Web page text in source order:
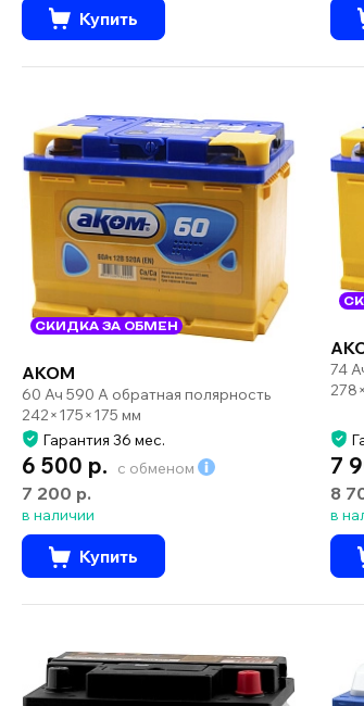
Купить
СКИДКА ЗА ОБМЕН
AKOM
60 Ач 590 А обратная полярность
242×175×175 мм
Гарантия 36 мес.
6 500 р. с обменом
7 200 р.
в наличии
Купить
74
7
8
в